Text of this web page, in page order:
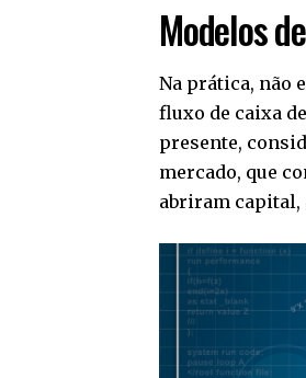
Modelos
Na prática, não
fluxo de caixa
presente,
mercado, que
abriram capital,